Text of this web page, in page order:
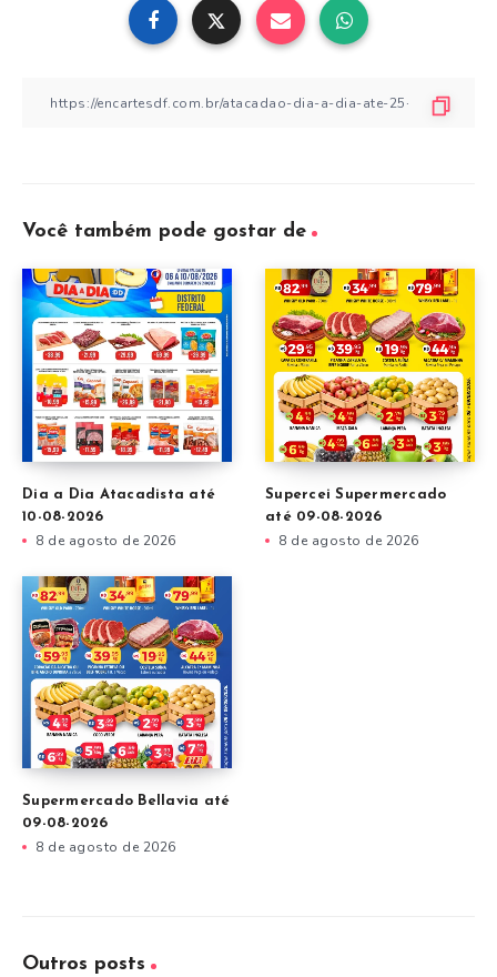
Você também pode gostar de
Dia a Dia Atacadista até
10-08-2026
8 de agosto de 2026
Supercei Supermercado
até 09-08-2026
8 de agosto de 2026
Supermercado Bellavia até
09-08-2026
8 de agosto de 2026
Outros posts